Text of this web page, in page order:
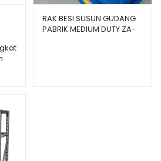
RAK BESI SUSUN GUDANG
PABRIK MEDIUM DUTY ZA-